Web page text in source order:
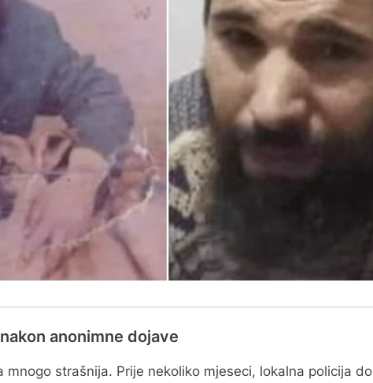
anonimne dojave
mnogo strašnija. Prije nekoliko mjeseci, lokalna policija